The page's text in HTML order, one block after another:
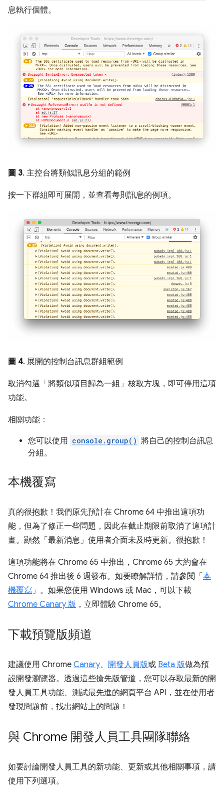
息執行個體。
圖 3. 主控台將類似訊息分組的範例
按一下群組即可展開，並查看每則訊息的例項。
圖 4. 展開的控制台訊息群組範例
取消勾選「將類似項目歸為一組」 核取方塊，即可停用這項
功能。
相關功能：
您可以使用 console.group() 將自己的控制台訊息
分組。
本機覆寫
真的很抱歉！我們原先預計在 Chrome 64 中推出這項功
能，但為了修正一些問題，因此在截止期限前取消了這項計
畫。顯然「最新消息」使用者介面未及時更新。很抱歉！
這項功能將在 Chrome 65 中推出，Chrome 65 大約會在
Chrome 64 推出後 6 週發布。如要瞭解詳情，請參閱「本
機覆寫 」。如果您使用 Windows 或 Mac，可以下載
Chrome Canary 版 ，立即體驗 Chrome 65。
下載預覽版頻道
建議使用 Chrome Canary、 開發人員版或 Beta 版做為預
設開發瀏覽器。透過這些搶先版管道，您可以存取最新的開
發人員工具功能、測試最先進的網頁平台 API，並在使用者
發現問題前，找出網站上的問題！
與 Chrome 開發人員工具團隊聯絡
如要討論開發人員工具的新功能、更新或其他相關事項，請
使用下列選項。